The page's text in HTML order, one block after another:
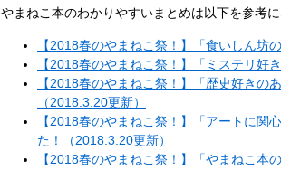
やまねこ本のわかりやすいまとめは以下を参考に
【2018春のやまねこ祭！】「食いしん坊
【2018春のやまねこ祭！】「ミステリ好
【2018春のやまねこ祭！】「歴史好きの
（2018.3.20更新）
【2018春のやまねこ祭！】「アートに関
た！（2018.3.20更新）
【2018春のやまねこ祭！】「やまねこ